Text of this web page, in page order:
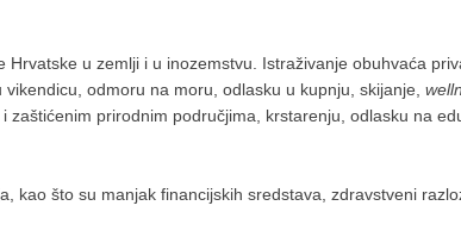
u zemlji i u inozemstvu. Istraživanje obuhvaća
odmoru na moru, odlasku u kupnju, skijanje,
prirodnim područjima, krstarenju, odlasku na
što su manjak financijskih sredstava, zdravstveni